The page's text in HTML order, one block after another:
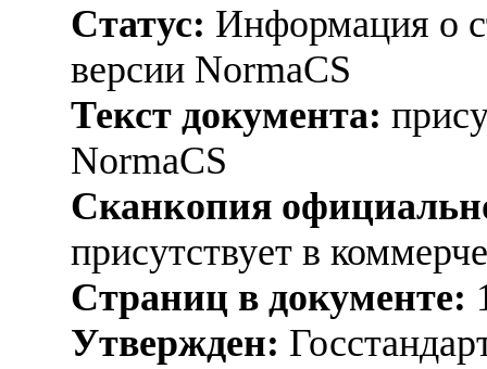
Статус: Информация о
версии NormaCS
Текст документа:
NormaCS
Сканкопия
присутствует в
Страниц в документе:
Утвержден: